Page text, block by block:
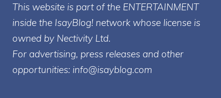
This website is part of the ENTERTAINMENT
inside the IsayBlog! network whose license is
owned by Nectivity Ltd.
For advertising, press releases and other
opportunities: info@isayblog.com